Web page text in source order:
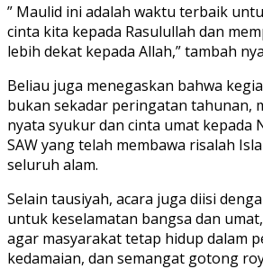
” Maulid ini adalah waktu terbaik
cinta kita kepada Rasulullah dan
lebih dekat kepada Allah,” tambah
Beliau juga menegaskan bahwa
bukan sekadar peringatan tahunan,
nyata syukur dan cinta umat kepada
SAW yang telah membawa risalah
seluruh alam.
Selain tausiyah, acara juga diisi
untuk keselamatan bangsa dan
agar masyarakat tetap hidup dalam
kedamaian, dan semangat gotong